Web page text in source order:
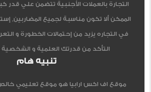
التجارة بالعملات الأجنبية تتضمن علي قدر
الممكن ألا تكون مناسبة لجميع المضاربين,
في التجاره يزيد من إحتمالات الخطورة و
التأكد من قدرتك العلمية و الشخصية
تنبيه هام
موقع اف اكس ارابيا هو موقع تعليمي